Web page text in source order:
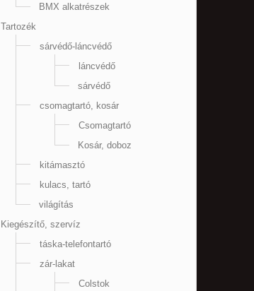
BMX alkatrészek
Tartozék
sárvédő-láncvédő
láncvédő
sárvédő
csomagtartó, kosár
Csomagtartó
Kosár, doboz
kitámasztó
kulacs, tartó
világítás
Kiegészítő, szervíz
táska-telefontartó
zár-lakat
Colstok